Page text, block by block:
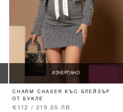
ИЗЧЕРПАНО
CHARM CHASER КЪС БЛЕЙЗЪР
ОТ БУКЛЕ
€112 / 219.05 ЛВ.